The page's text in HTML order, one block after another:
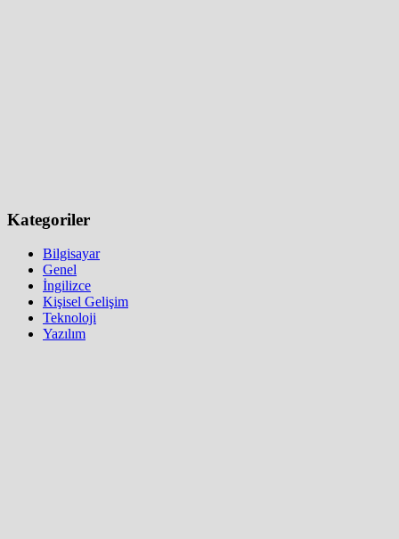
Kategoriler
Bilgisayar
Genel
İngilizce
Kişisel Gelişim
Teknoloji
Yazılım